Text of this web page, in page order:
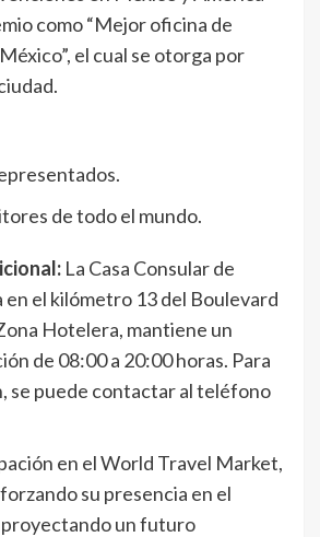
como “Mejor oficina de
el cual se otorga por
de todo el mundo.
La Casa Consular de
en el kilómetro 13 del Boulevard
Hotelera, mantiene un
de 08:00 a 20:00 horas. Para
se puede contactar al teléfono
en el World Travel Market,
su presencia en el
proyectando un futuro